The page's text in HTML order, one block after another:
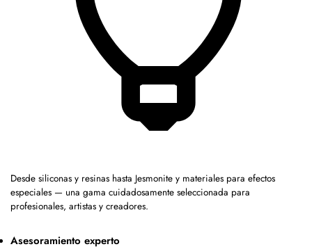
Desde siliconas y resinas hasta Jesmonite y materiales para efectos
especiales — una gama cuidadosamente seleccionada para
profesionales, artistas y creadores.
Asesoramiento experto